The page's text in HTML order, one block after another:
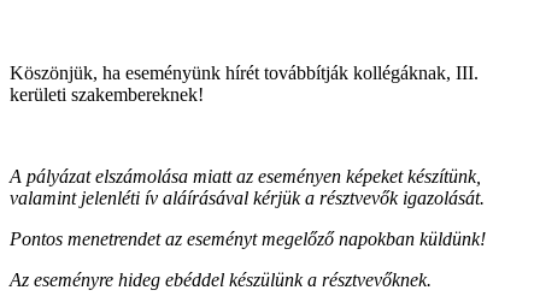
Köszönjük, ha eseményünk hírét továbbítják kollégáknak, III.
kerületi szakembereknek!
A pályázat elszámolása miatt az eseményen képeket készítünk,
valamint jelenléti ív aláírásával kérjük a résztvevők igazolását.
Pontos menetrendet az eseményt megelőző napokban küldünk!
Az eseményre hideg ebéddel készülünk a résztvevőknek.